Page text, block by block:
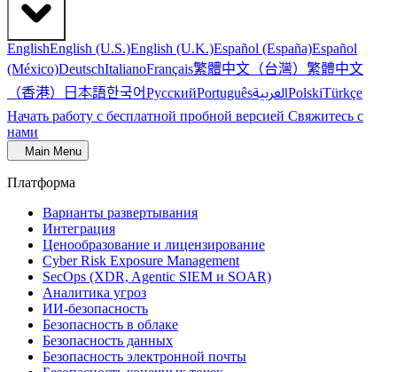
EnglishEnglish (U.S.)English (U.K.)Español (España)Español
(México)DeutschItalianoFrançais繁體中文（台灣） 繁體中文
（香港） 日本語한국어РусскийPortuguêsالعربيةPolskiTürkçe
Начать работу с бесплатной пробной версией Свяжитесь с
нами
Main Menu
Платформа
Варианты развертывания
Интеграция
Ценообразование и лицензирование
Cyber Risk Exposure Management
SecOps (XDR, Agentic SIEM и SOAR)
Аналитика угроз
ИИ-безопасность
Безопасность в облаке
Безопасность данных
Безопасность электронной почты